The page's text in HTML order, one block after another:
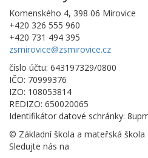
Komenského 4, 398 06 Mirovice
+420 326 555 960
+420 731 494 395
zsmirovice@zsmirovice.cz
číslo účtu: 643197329/0800
IČO: 70999376
IZO: 108053814
REDIZO: 650020065
Identifikátor datové schránky:
© Základní škola a mateřská škola
Sledujte nás na